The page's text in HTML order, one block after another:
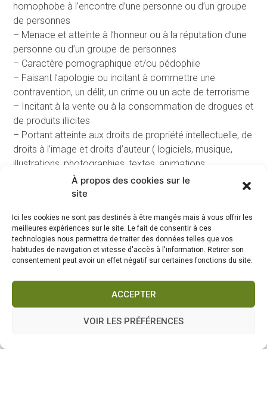
À propos des cookies sur le
site
Ici les cookies ne sont pas destinés à être mangés mais à vous offrir les
meilleures expériences sur le site. Le fait de consentir à ces
technologies nous permettra de traiter des données telles que vos
habitudes de navigation et vitesse d'accès à l'information. Retirer son
consentement peut avoir un effet négatif sur certaines fonctions du site.
ACCEPTER
VOIR LES PRÉFÉRENCES
homophobe à l’encontre d’une personne ou d’un groupe
de personnes
– Menace et atteinte à l’honneur ou à la réputation d’une
personne ou d’un groupe de personnes
– Caractère pornographique et/ou pédophile
– Faisant l’apologie ou incitant à commettre une
contravention, un délit, un crime ou un acte de terrorisme
– Incitant à la vente ou à la consommation de drogues et
de produits illicites
– Portant atteinte aux droits de propriété intellectuelle, de
droits à l’image et droits d’auteur ( logiciels, musique,
illustrations, photographies, textes, animations,
séquences vidéo )
– Portant atteinte à la vie privée de tiers
messages,informations et données apparaissant comme
une publication illicite. Nous nous réservons également le
droit de vous exclure sans préavis ni justification du
groupe d’utilisateurs autorisés à la publication. Le cas
échéant, nous pourrons être amenés à informer les
autorités judiciaires et à répondre à leurs réquisitions.
Vous serez en outre, garant à notre égard de toute
condamnation dont nous pourrions faire l’objet pour tous